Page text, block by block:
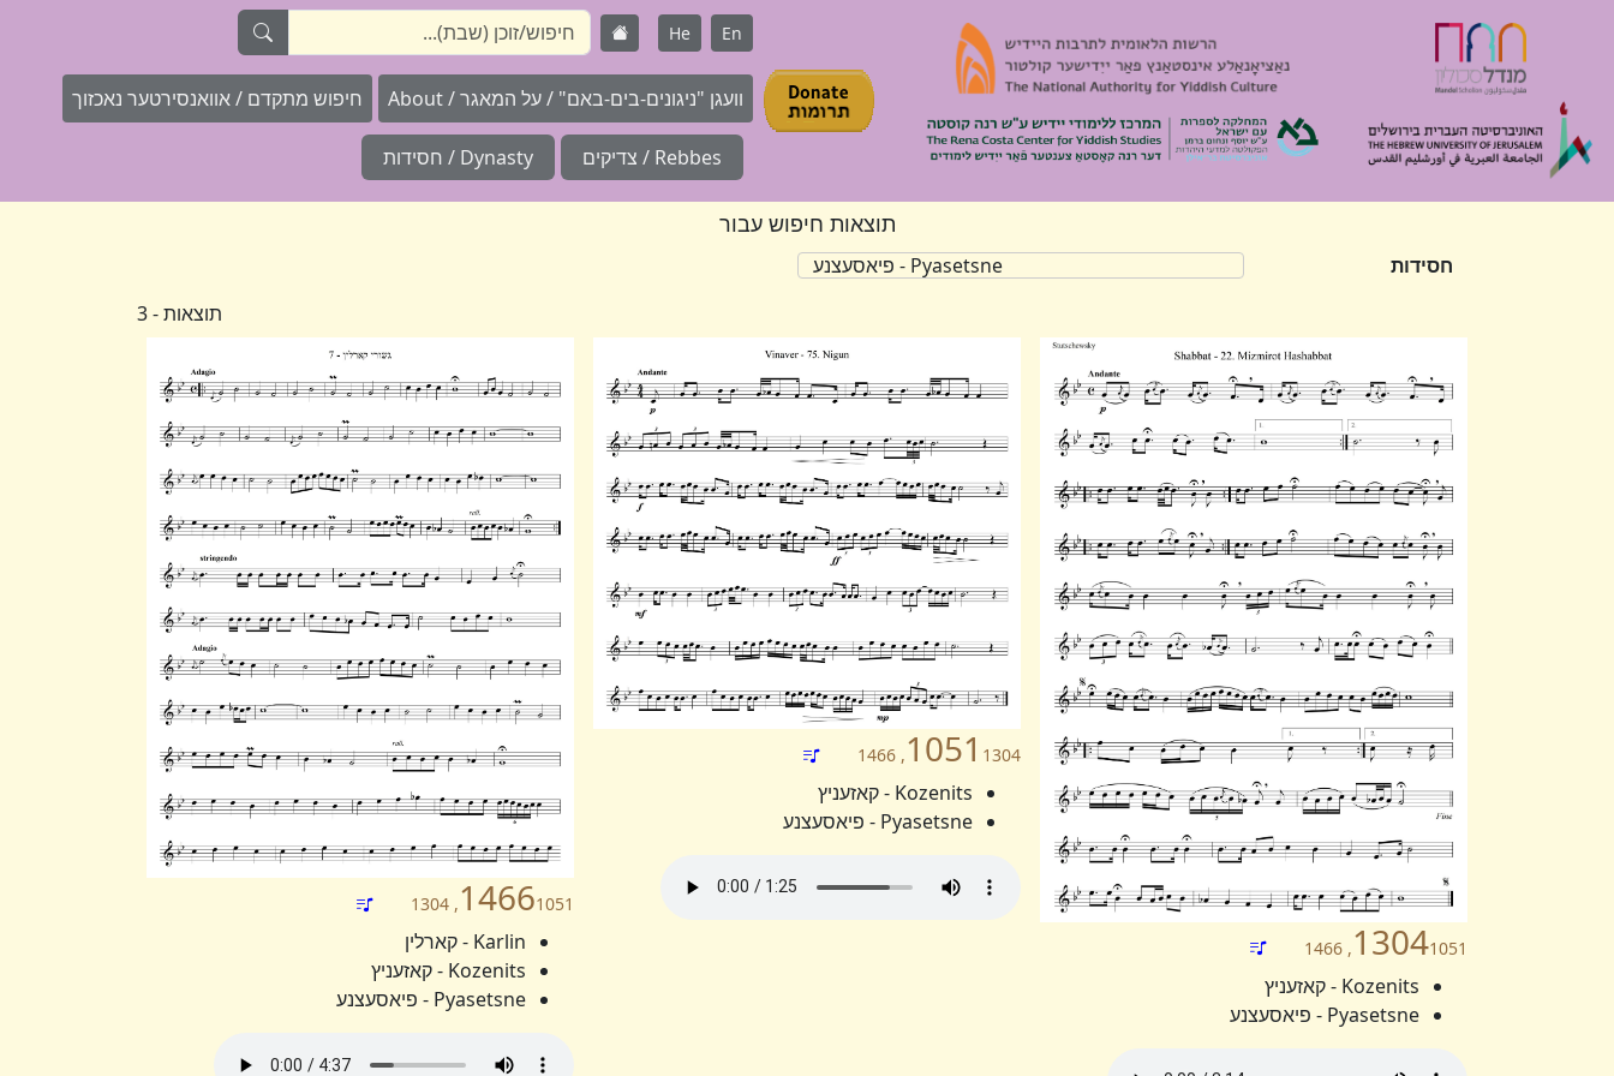
En
He
וועגן "ניגונים-בים-באם" / על המאגר / About חיפוש מתקדם / אוואנסירטער נאכזוך
Rebbes / צדיקים Dynasty / חסידות
תוצאות חיפוש עבור
חסידות
Pyasetsne - פיאסעצנע
תוצאות - 3
13041051, 1466
Kozenits - קאזעניץ
Pyasetsne - פיאסעצנע
1051 1304, 1466
Kozenits - קאזעניץ
Pyasetsne - פיאסעצנע
14661051, 1304
Karlin - קארלין
Kozenits - קאזעניץ
Pyasetsne - פיאסעצנע